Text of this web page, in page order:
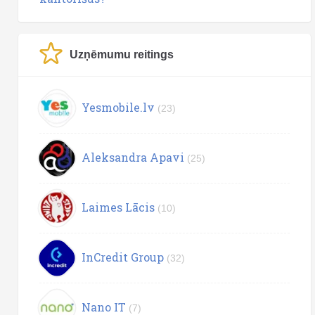
Uzņēmumu reitings
Yesmobile.lv (23)
Aleksandra Apavi (25)
Laimes Lācis (10)
InCredit Group (32)
Nano IT (7)